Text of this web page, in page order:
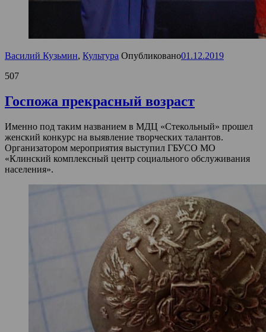
Василий Кузьмин, Культура Опубликовано01.12.2019
507
Госпожа прекрасный возраст
Именно под таким названием в МДЦ «Стекольный» прошел
женский конкурс на выявление творческих талантов.
Организатором мероприятия выступил ГБУСО МО
«Клинский комплексный центр социального обслуживания
населения».